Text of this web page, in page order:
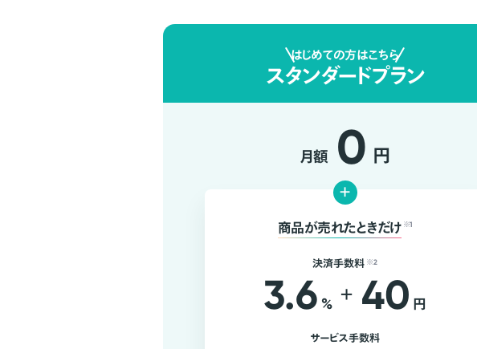
はじめての方はこちら
スタンダードプラン
月額 0 円
+
商品が売れたときだけ ※1
決済手数料 ※2
3.6 % + 40 円
サービス手数料